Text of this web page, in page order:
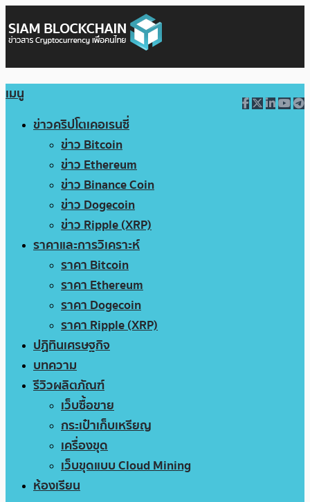
เมนู
ข่าวคริปโตเคอเรนซี่
ข่าว Bitcoin
ข่าว Ethereum
ข่าว Binance Coin
ข่าว Dogecoin
ข่าว Ripple (XRP)
ราคาและการวิเคราะห์
ราคา Bitcoin
ราคา Ethereum
ราคา Dogecoin
ราคา Ripple (XRP)
ปฏิทินเศรษฐกิจ
บทความ
รีวิวผลิตภัณฑ์
เว็บซื้อขาย
กระเป๋าเก็บเหรียญ
เครื่องขุด
เว็บขุดแบบ Cloud Mining
ห้องเรียน